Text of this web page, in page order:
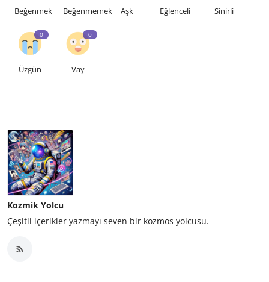
Beğenmek Beğenmemek Aşk Eğlenceli Sinirli
0
Üzgün
0
Vay
Kozmik Yolcu
Çeşitli içerikler yazmayı seven bir kozmos yolcusu.